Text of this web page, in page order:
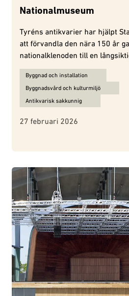
Nationalmuseum
Tyréns antikvarier har hjälpt
att förvandla den nära 150 år
nationalklenoden till en
Ämnen för Nationalmuseum:
Byggnad och installation
Byggnadsvård och kulturmiljö
Antikvarisk sakkunnig
27 februari 2026